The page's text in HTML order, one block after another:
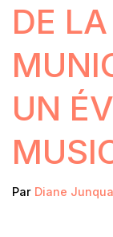
DE
UN
Par Diane